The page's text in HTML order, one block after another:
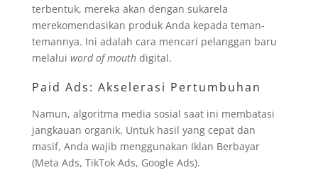
terbentuk, mereka akan dengan sukarela
merekomendasikan produk Anda kepada teman-
temannya. Ini adalah cara mencari pelanggan baru
melalui word of mouthdigital.
Paid Ads: Akselerasi Pertumbuhan
Namun, algoritma media sosial saat ini membatasi
jangkauan organik. Untuk hasil yang cepat dan
masif, Anda wajib menggunakan Iklan Berbayar
(Meta Ads, TikTok Ads, Google Ads).